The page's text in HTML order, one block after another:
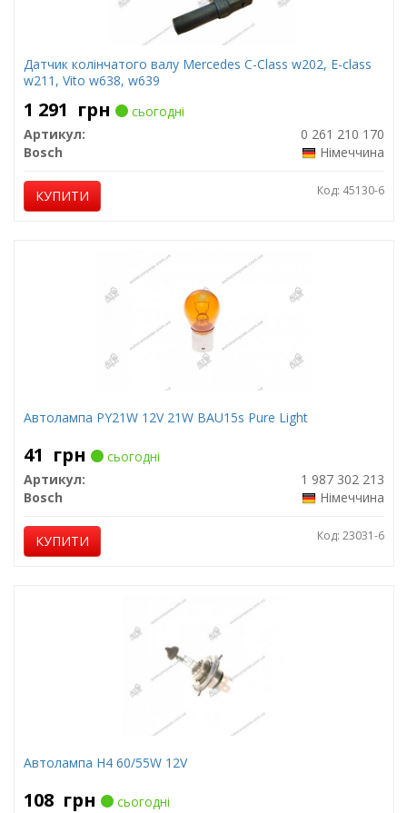
Датчик колінчатого валу Mercedes C-Class w202, E-class
w211, Vito w638, w639
1 291 грн
сьогодні
Артикул:
0 261 210 170
Bosch
Німеччина
КУПИТИ Код: 45130-6
Автолампа PY21W 12V 21W BAU15s Pure Light
41 грн
сьогодні
Артикул:
1 987 302 213
Bosch
Німеччина
КУПИТИ Код: 23031-6
Автолампа H4 60/55W 12V
108 грн
сьогодні